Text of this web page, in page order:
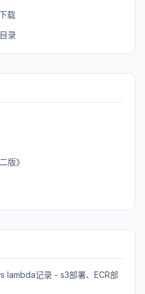
载
录
版》
lambda记录 - s3部署、ECR部